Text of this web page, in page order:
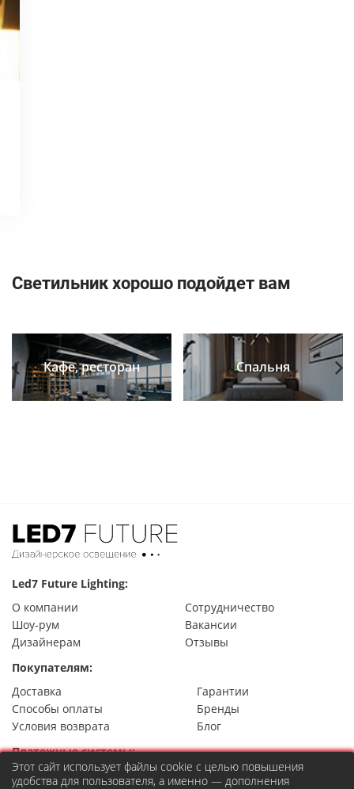
Светильник хорошо подойдет вам
Previous
Кафе, ресторан Спальня
Led7 Future Lighting:
О компании
Сотрудничество
Шоу-рум
Вакансии
Дизайнерам
Отзывы
Покупателям:
Доставка
Гарантии
Способы оплаты
Бренды
Условия возврата
Блог
Платежные системы:
Этот сайт использует файлы cookie с целью повышения
удобства для пользователя, а именно — дополнения